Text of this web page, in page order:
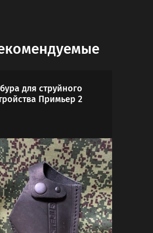
для струйного
Примьер 2